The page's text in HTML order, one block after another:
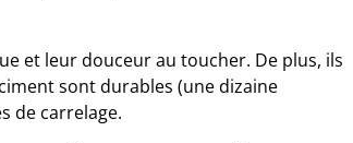
et leur douceur au toucher. De plus, ils
sont durables (une dizaine
de carrelage.